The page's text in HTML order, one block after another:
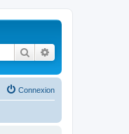
Rechercher
Connexion